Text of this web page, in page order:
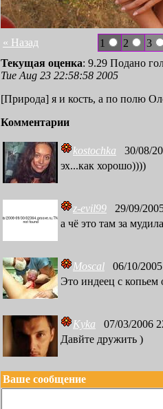
« Назад 1 2
3
Текущая оценка: 9.29 Подано
Tue Aug 23 22:58:58 2005
[Природа] я и кость, а по полю
Комментарии
kostochka 30/08/
эх...как хорошо))))
z-evil99 29/09/
а чё это там за
Moscal 06/10/
Это индеец с копьем
Kyka 07/03/2006
Давйте дружить )
Ваше сообщение